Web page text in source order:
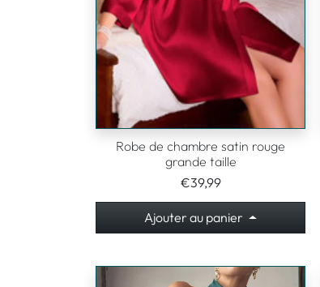
Robe de chambre satin rouge
grande taille
€39,99
Ajouter au panier